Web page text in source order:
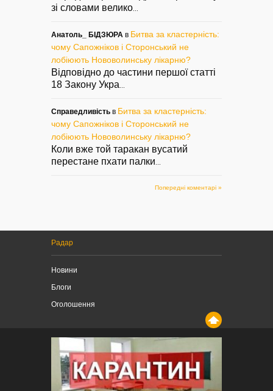
зі словами велико
Анатоль_ БІДЗЮРА в Битва за кластерність:
чому Сапожніков і Сторонський не
лобіюють Нововолинську лікарню?
Відповідно до частини першої статті
18 Закону Укра
Справедливість в Битва за кластерність:
чому Сапожніков і Сторонський не
лобіюють Нововолинську лікарню?
Коли вже той таракан вусатий
перестане пхати палки
Попередні коментарі »
Радар
Новини
Блоги
Оголошення